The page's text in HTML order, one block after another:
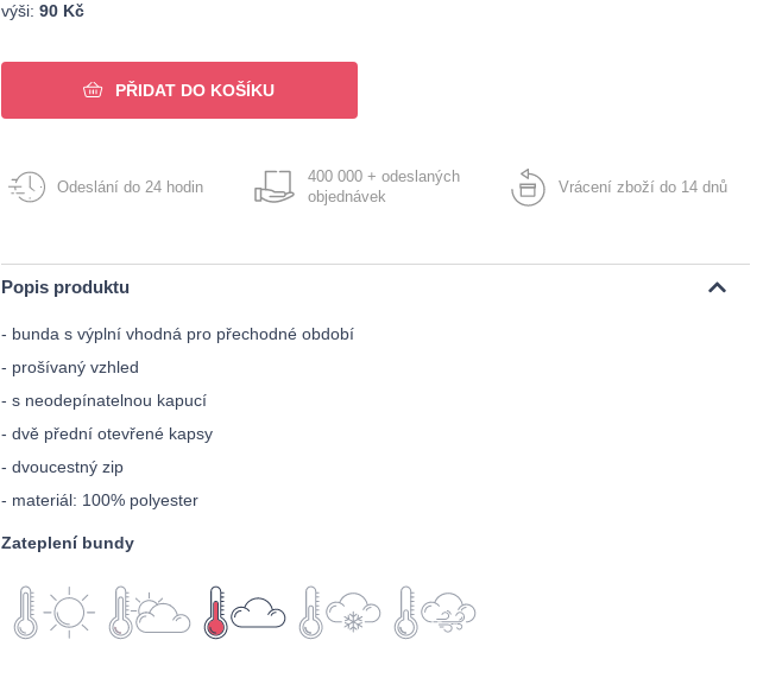
výši: 90 Kč
PŘIDAT DO KOŠÍKU
Odeslání do 24 hodin
400 000 + odeslaných
objednávek
Vrácení zboží do 14 dnů
Popis produktu
- bunda s výplní vhodná pro přechodné období
- prošívaný vzhled
- s neodepínatelnou kapucí
- dvě přední otevřené kapsy
- dvoucestný zip
- materiál: 100% polyester
Zateplení bundy